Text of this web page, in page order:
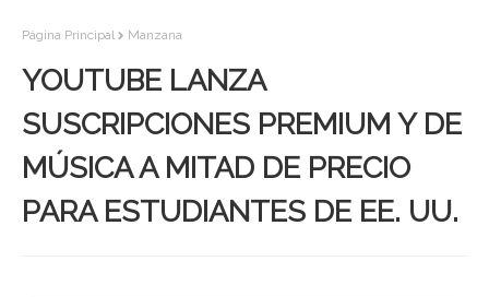
Página Principal Manzana
YOUTUBE LANZA
SUSCRIPCIONES PREMIUM Y DE
MÚSICA A MITAD DE PRECIO
PARA ESTUDIANTES DE EE. UU.